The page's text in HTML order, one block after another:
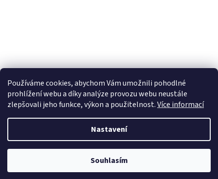
Používáme cookies, abychom Vám umožnili pohodlné
prohlížení webu a díky analýze provozu webu neustále
zlepšovali jeho funkce, výkon a použitelnost.Více informací
Nastavení
Souhlasím
Vytvořil Shoptet
TeraShop.cz. Všechna práva vyhrazena.